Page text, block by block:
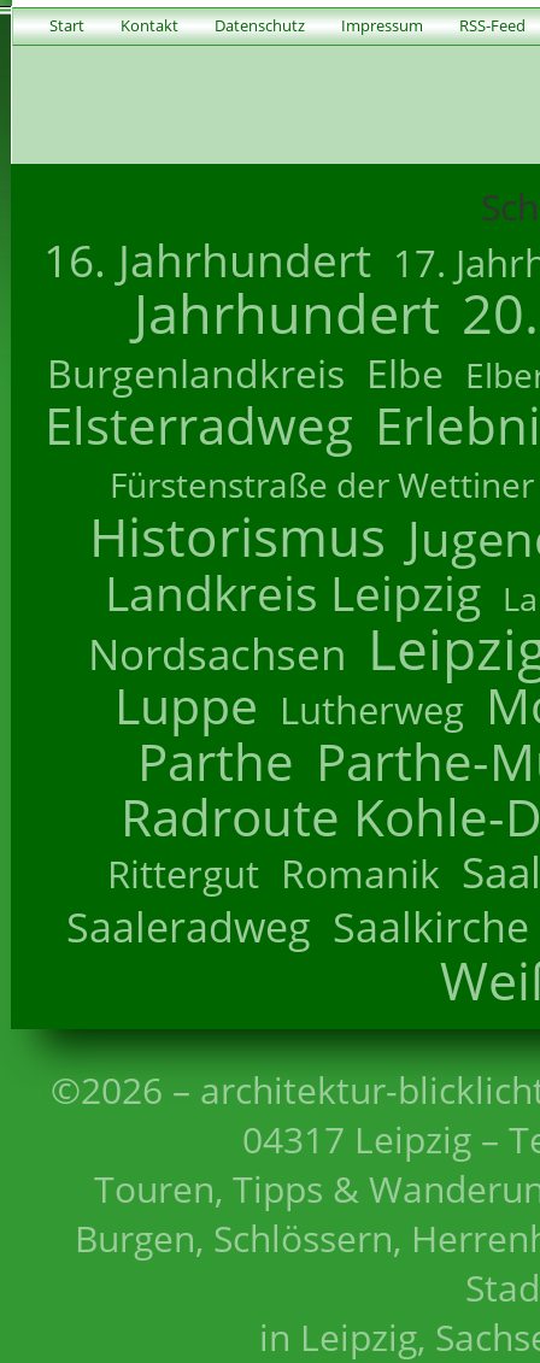
Start Kontakt Datenschutz Impressum RSS-Feed
16. Jahrhundert 17.
Jahrhundert
Burgenlandkreis Elbe
Elsterradweg
Fürstenstraße der Wettiner
Historismus
Landkreis Leipzig
Nordsachsen
Luppe Lutherweg
Parthe Parthe-
Radroute Kohle-
Rittergut Romanik
Saaleradweg Saalkirche
©2026 – architektur-
04317 Leipzig –
Touren, Tipps &
Burgen, Schlössern,
in Leipzig,